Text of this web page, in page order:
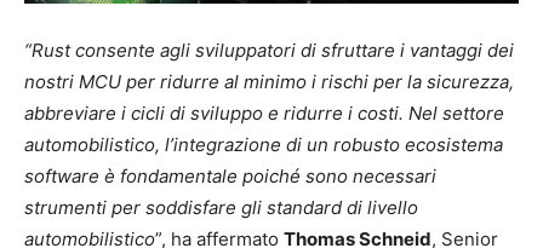
“Rust consente agli sviluppatori di sfruttare i vantaggi dei
nostri MCU per ridurre al minimo i rischi per la sicurezza,
abbreviare i cicli di sviluppo e ridurre i costi. Nel settore
automobilistico, l’integrazione di un robusto ecosistema
software è fondamentale poiché sono necessari
strumenti per soddisfare gli standard di livello
automobilistico”, ha affermato Thomas Schneid, Senior